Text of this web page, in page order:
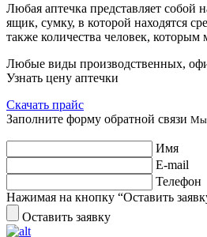
Любая аптечка представляет
ящик, сумку, в которой находятся
также количества человек,
Любые виды производственных,
Узнать цену аптечки
Скачать прайс
Заполните форму обратной связи Мы
Имя
E-mail
Телефон
Нажимая на кнопку “Оставить
Оставить заявку